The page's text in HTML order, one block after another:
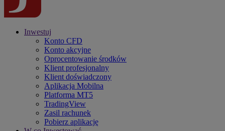
Inwestuj
Konto CFD
Konto akcyjne
Oprocentowanie środków
Klient profesjonalny
Klient doświadczony
Aplikacja Mobilna
Platforma MT5
TradingView
Zasil rachunek
Pobierz aplikację